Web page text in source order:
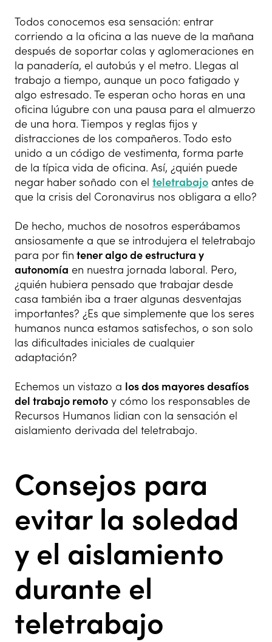
Todos conocemos esa sensación: entrar
corriendo a la oficina a las nueve de la mañana
después de soportar colas y aglomeraciones en
la panadería, el autobús y el metro. Llegas al
trabajo a tiempo, aunque un poco fatigado y
algo estresado. Te esperan ocho horas en una
oficina lúgubre con una pausa para el almuerzo
de una hora. Tiempos y reglas fijos y
distracciones de los compañeros. Todo esto
unido a un código de vestimenta, forma parte
de la típica vida de oficina. Así, ¿quién puede
negar haber soñado con el teletrabajo antes de
que la crisis del Coronavirus nos obligara a ello?
De hecho, muchos de nosotros esperábamos
ansiosamente a que se introdujera el teletrabajo
para por fin tener algo de estructura y
autonomía en nuestra jornada laboral. Pero,
¿quién hubiera pensado que trabajar desde
casa también iba a traer algunas desventajas
importantes? ¿Es que simplemente que los seres
humanos nunca estamos satisfechos, o son solo
las dificultades iniciales de cualquier
adaptación?
Echemos un vistazo a los dos mayores desafíos
del trabajo remoto y cómo los responsables de
Recursos Humanos lidian con la sensación el
aislamiento derivada del teletrabajo.
Consejos para
evitar la soledad
y el aislamiento
durante el
teletrabajo